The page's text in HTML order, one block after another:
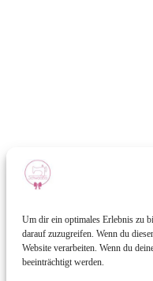
Um dir ein optimales Erlebnis zu
darauf zuzugreifen. Wenn du
Website verarbeiten. Wenn du
beeinträchtigt werden.